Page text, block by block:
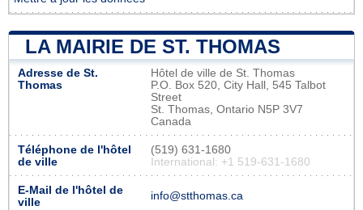
LA MAIRIE DE ST. THOMAS
Adresse de St.
Thomas
Hôtel de ville de St. Thomas
P.O. Box 520, City Hall, 545 Talbot
Street
St. Thomas, Ontario N5P 3V7
Canada
Téléphone de l'hôtel
de ville
(519) 631-1680
International: +1 519-631-1680
E-Mail de l'hôtel de
ville
info@stthomas.ca